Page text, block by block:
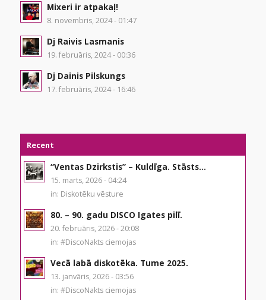
Mixeri ir atpakaļ!
8. novembris, 2024 - 01:47
Dj Raivis Lasmanis
19. februāris, 2024 - 00:36
Dj Dainis Pilskungs
17. februāris, 2024 - 16:46
Recent
“Ventas Dzirkstis” – Kuldīga. Stāsts...
15. marts, 2026 - 04:24
in: Diskotēku vēsture
80. – 90. gadu DISCO Igates pilī.
20. februāris, 2026 - 20:08
in: #DiscoNakts ciemojas
Vecā labā diskotēka. Tume 2025.
13. janvāris, 2026 - 03:56
in: #DiscoNakts ciemojas